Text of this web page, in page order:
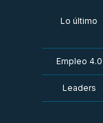
Lo último
Empleo 4.0
Leaders